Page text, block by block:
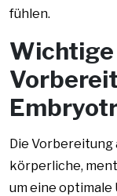
fühlen.
Die Vorbereitung
körperliche,
um eine optimale